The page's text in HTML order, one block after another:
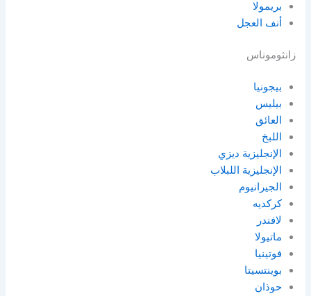
بريمولا
أنف العجل
زانثوموناس
بيجونيا
بيليس
العائق
اللبخ
الإنجليزية ديزي
الإنجليزية اللبلاب
الجيرانيوم
كركديه
لافندر
ماتيولا
فوتينيا
بوينتسيتا
حوذان